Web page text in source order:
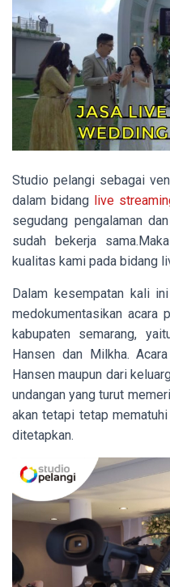
Studio pelangi sebagai
dalam bidang live
segudang pengalaman
sudah bekerja
kualitas kami pada bidang
Dalam kesempatan kali
medokumentasikan acara
kabupaten semarang,
Hansen dan Milkha.
Hansen maupun dari
undangan yang turut
akan tetapi tetap
ditetapkan.